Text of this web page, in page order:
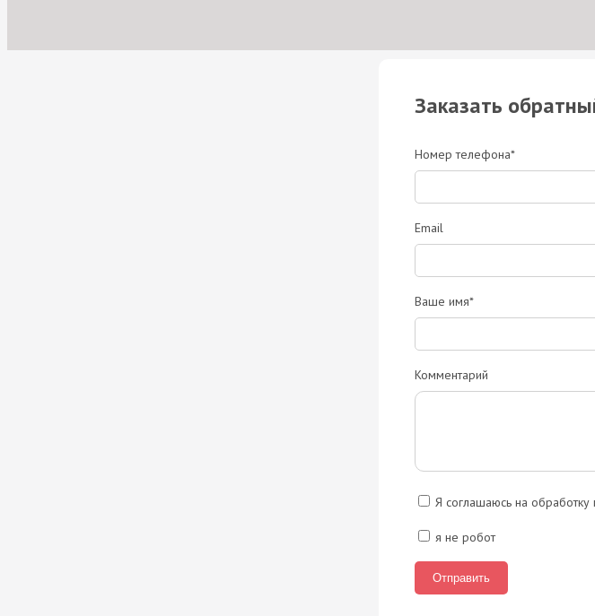
Заказать
Номер телефона*
Email
Ваше имя*
Комментарий
Я соглашаюсь на
я не робот